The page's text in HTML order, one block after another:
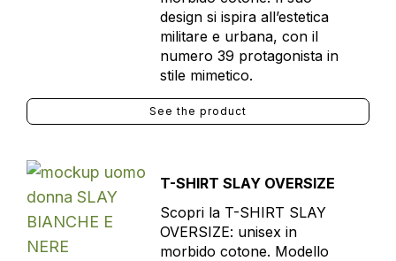
design si ispira all’estetica
militare e urbana, con il
numero 39 protagonista in
stile mimetico.
See the product
T-SHIRT SLAY OVERSIZE
Scopri la T-SHIRT SLAY
OVERSIZE: unisex in
morbido cotone. Modello